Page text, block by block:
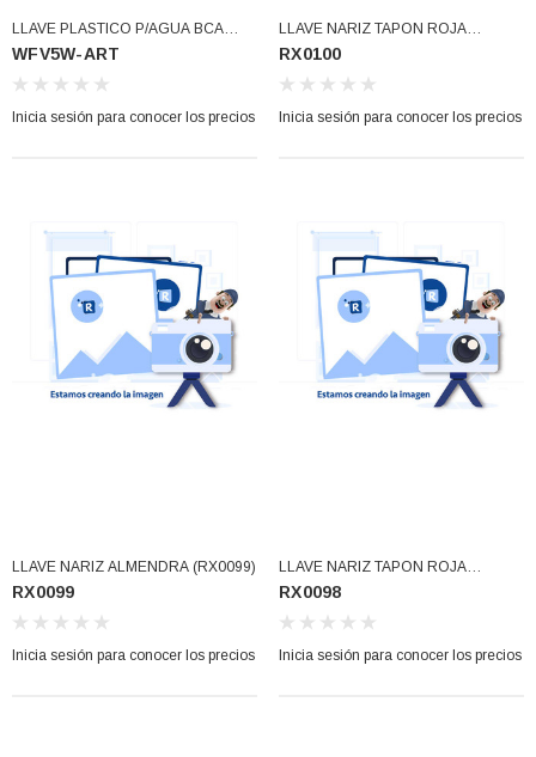
precios Inicia sesión para conocer los precios
LLAVE PLASTICO P/AGUA BCA
(WFV5W-ART)
WFV5W-ART
Inicia sesión para conocer los precios
LLAVE NARIZ TAPON ROJA
CUERDA INT. PUREZA (RX0100)
RX0100
Inicia sesión para conocer los precios
LLAVE NARIZ ALMENDRA (RX0099)
RX0099
Inicia sesión para conocer los precios
LLAVE NARIZ TAPON ROJA
CUER./EXTERNA PUREZA
(RX0098)
RX0098
Inicia sesión para conocer los precios